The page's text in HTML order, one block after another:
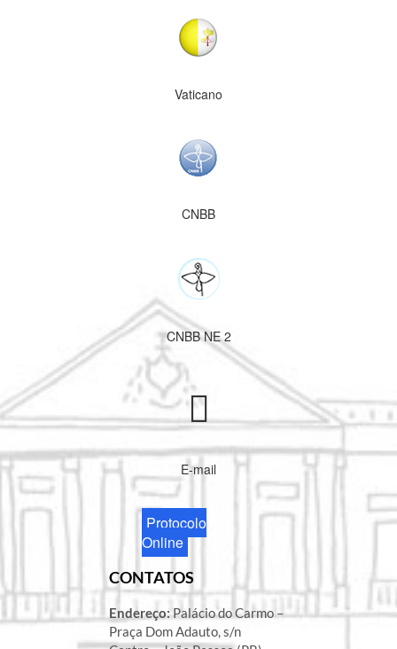
Vaticano
CNBB
CNBB NE 2
E-mail
Protocolo
Online
CONTATOS
Endereço:Palácio do Carmo –
Praça Dom Adauto, s/n